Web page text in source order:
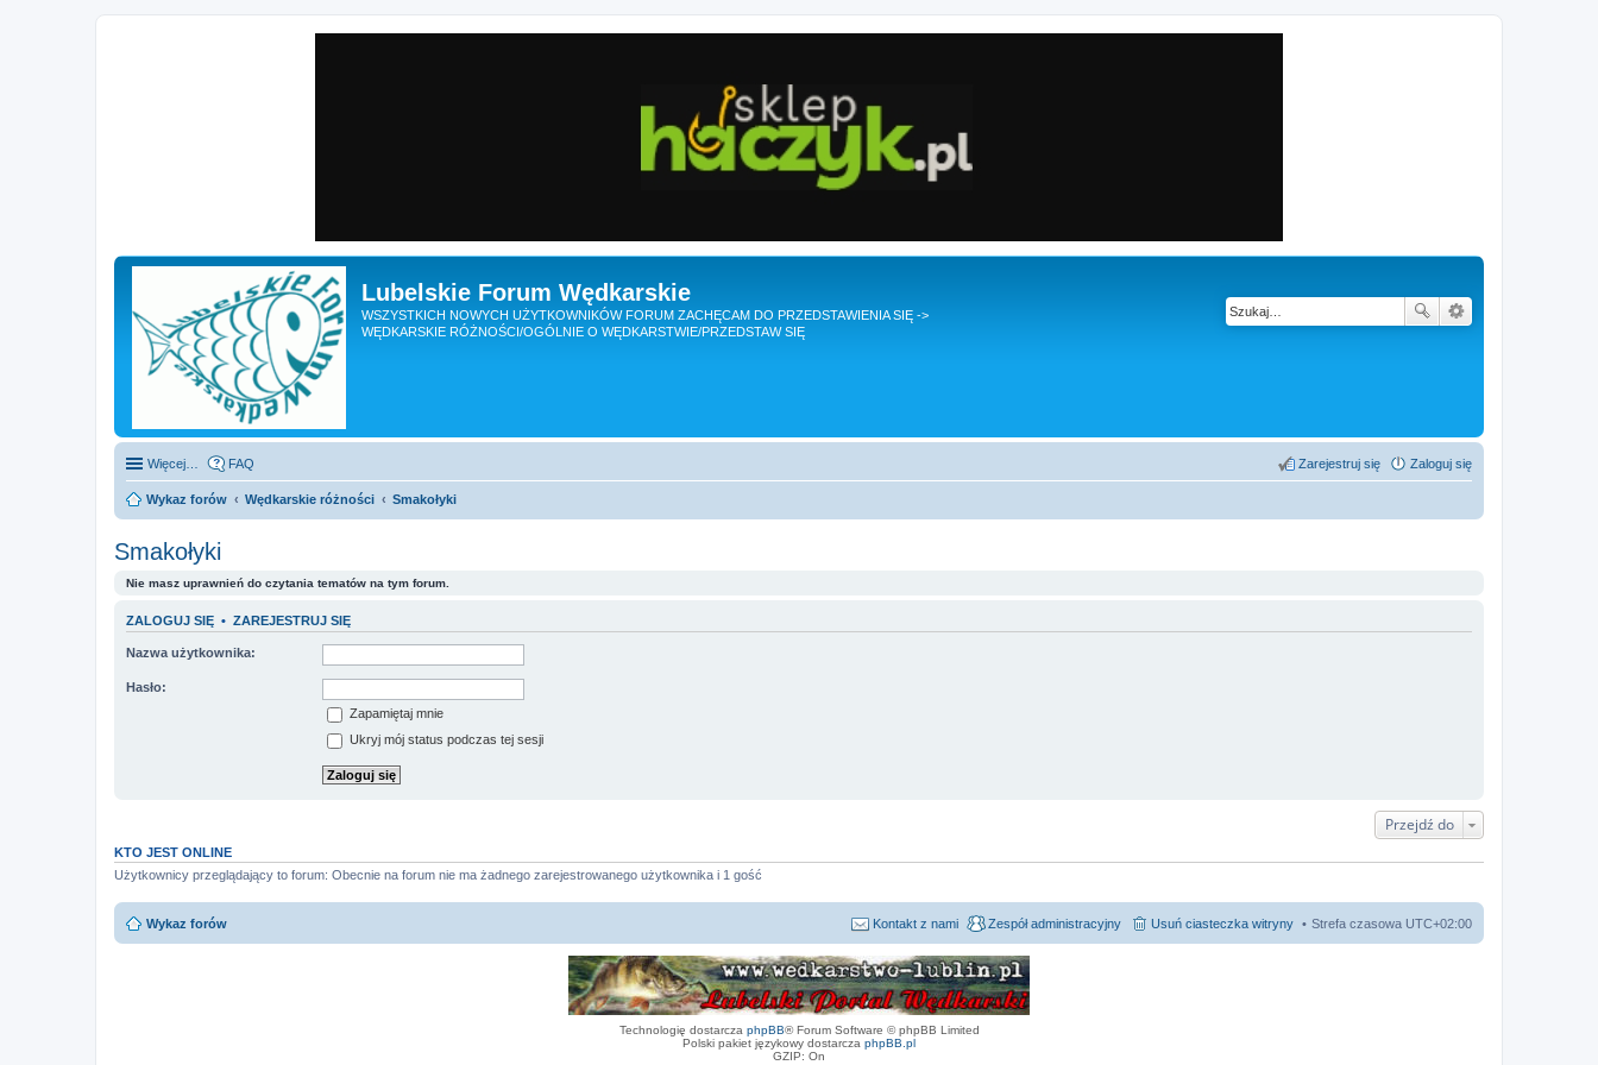
Lubelskie Forum Wędkarskie
WSZYSTKICH NOWYCH UŻYTKOWNIKÓW FORUM ZACHĘCAM DO PRZEDSTAWIENIA SIĘ ->
WĘDKARSKIE RÓŻNOŚCI/OGÓLNIE O WĘDKARSTWIE/PRZEDSTAW SIĘ
Więcej… FAQ Zaloguj się
Zarejestruj się
Wykaz forów Wędkarskie różności Smakołyki
Smakołyki
Nie masz uprawnień do czytania tematów na tym forum.
ZALOGUJ SIĘ • ZAREJESTRUJ SIĘ
Nazwa użytkownika:
Hasło:
Zapamiętaj mnie
Ukryj mój status podczas tej sesji
Przejdź do
KTO JEST ONLINE
Użytkownicy przeglądający to forum: Obecnie na forum nie ma żadnego zarejestrowanego użytkownika i 1 gość
Wykaz forów Strefa czasowa UTC+02:00
Usuń ciasteczka witryny
Zespół administracyjny
Kontakt z nami
Technologię dostarcza phpBB® Forum Software © phpBB Limited
Polski pakiet językowy dostarcza phpBB.pl
GZIP: On